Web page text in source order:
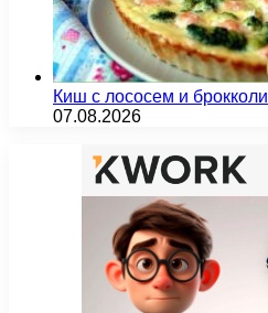
Киш с лососем и брокколи
07.08.2026